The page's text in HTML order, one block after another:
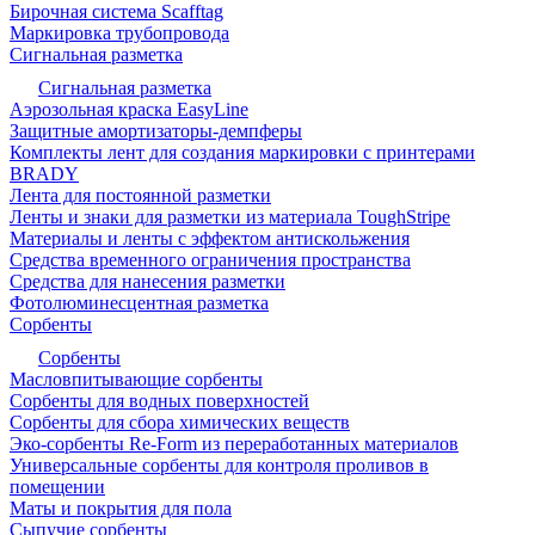
Бирочная система Scafftag
Маркировка трубопровода
Сигнальная разметка
Сигнальная разметка
Аэрозольная краска EasyLine
Защитные амортизаторы-демпферы
Комплекты лент для создания маркировки с принтерами
BRADY
Лента для постоянной разметки
Ленты и знаки для разметки из материала ToughStripe
Материалы и ленты с эффектом антискольжения
Средства временного ограничения пространства
Средства для нанесения разметки
Фотолюминесцентная разметка
Сорбенты
Сорбенты
Масловпитывающие сорбенты
Сорбенты для водных поверхностей
Сорбенты для сбора химических веществ
Эко-сорбенты Re-Form из переработанных материалов
Универсальные сорбенты для контроля проливов в
помещении
Маты и покрытия для пола
Сыпучие сорбенты